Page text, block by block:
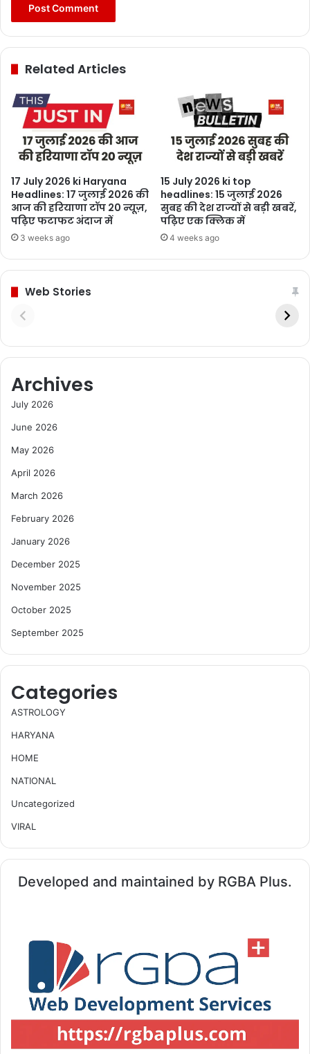
Related Articles
17 July 2026 ki Haryana
Headlines: 17 जुलाई 2026 की
आज की हरियाणा टॉप 20 न्यूज़,
पढ़िए फटाफट अंदाज में
3 weeks ago
15 July 2026 ki top
headlines: 15 जुलाई 2026
सुबह की देश राज्यों से बड़ी खबरें,
पढ़िए एक क्लिक में
4 weeks ago
Web Stories
Archives
July 2026
June 2026
May 2026
April 2026
March 2026
February 2026
January 2026
December 2025
November 2025
October 2025
September 2025
Categories
ASTROLOGY
HARYANA
HOME
NATIONAL
Uncategorized
VIRAL
Developed and maintained by RGBA Plus.